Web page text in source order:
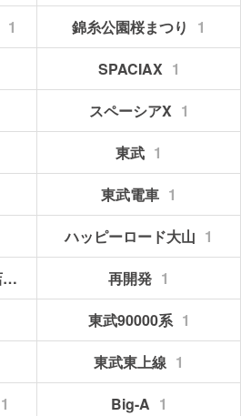
1 錦糸公園桜まつり
1
SPACIAX 1
スペーシアX 1
東武 1
東武電車 1
ハッピーロード大山 1
ハッピーロード大山商店街
再開発 1
東武90000系 1
東武東上線 1
1 Big-A 1